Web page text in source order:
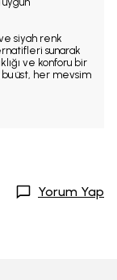
ve siyah renk
sunarak
ve konforu bir
üst, her mevsim
Yorum Yap